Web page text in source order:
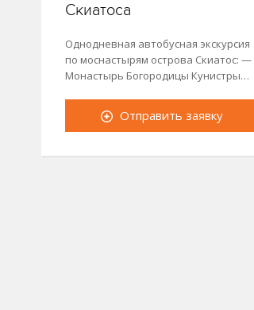
Скиатоса
Однодневная автобусная экскурсия
по моснастырям острова Скиатос: —
Монастырь Богородицы Кунистры…
Отправить заявку